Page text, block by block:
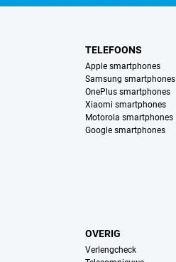
TELEFOONS
Apple smartphones
Samsung smartphones
OnePlus smartphones
Xiaomi smartphones
Motorola smartphones
Google smartphones
OVERIG
Verlengcheck